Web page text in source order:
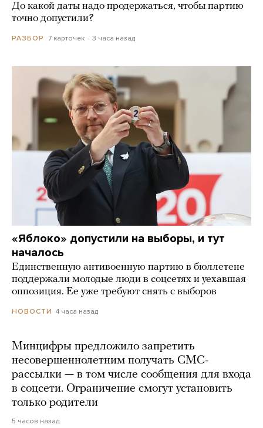
До какой даты надо продержаться, чтобы партию
точно допустили?
РАЗБОР 7 карточек 3 часа назад
«Яблоко» допустили на выборы, и тут
началось
Единственную антивоенную партию в бюллетене
поддержали молодые люди в соцсетях и уехавшая
оппозиция. Ее уже требуют снять с выборов
НОВОСТИ 4 часа назад
Минцифры предложило запретить
несовершеннолетним получать СМС-
рассылки — в том числе сообщения для входа
в соцсети. Ограничение смогут установить
только родители
5 часов назад